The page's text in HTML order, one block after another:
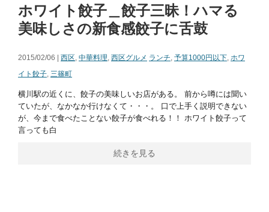
ホワイト餃子＿餃子三昧！ハマる
美味しさの新食感餃子に舌鼓
2015/02/06 | 西区, 中華料理, 西区グルメ ランチ, 予算1000円以下, ホワ
イト餃子, 三篠町
横川駅の近くに、餃子の美味しいお店がある。 前から噂には聞い
ていたが、なかなか行けなくて・・・。 口で上手く説明できない
が、今まで食べたことない餃子が食べれる！！ ホワイト餃子って
言っても白
続きを見る